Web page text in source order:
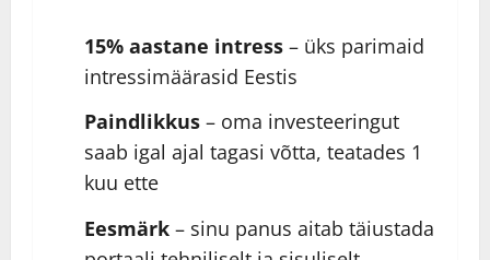
15% aastane intress – üks parimaid
intressimäärasid Eestis
Paindlikkus – oma investeeringut
saab igal ajal tagasi võtta, teatades 1
kuu ette
Eesmärk – sinu panus aitab täiustada